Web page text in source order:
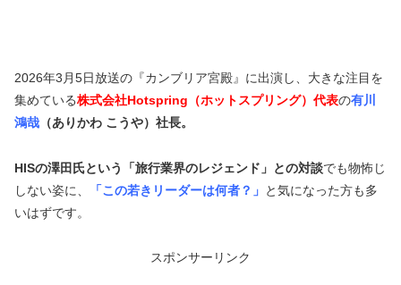
2026年3月5日放送の『カンブリア宮殿』に出演し、大きな注目を
集めている株式会社Hotspring（ホットスプリング）代表の有川
鴻哉 （ありかわ こうや）社長。
HISの澤田氏という「旅行業界のレジェンド」との対談でも物怖じ
しない姿に、
「この若きリーダーは何者？」 と気になった方も多
いはずです。
スポンサーリンク